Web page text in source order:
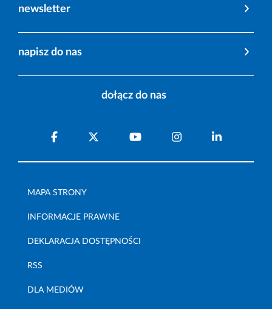
newsletter
napisz do nas
dołącz do nas
MAPA STRONY
INFORMACJE PRAWNE
DEKLARACJA DOSTĘPNOŚCI
RSS
DLA MEDIÓW